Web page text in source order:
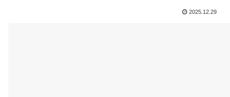
2025.12.29